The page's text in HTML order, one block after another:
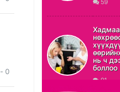
- 0
ХЗДХ-ын
хурааж,
сайхны
бөгөөд
бүхий байгууллагаас
өчигдѳр
59
нь ч
боллоо
91